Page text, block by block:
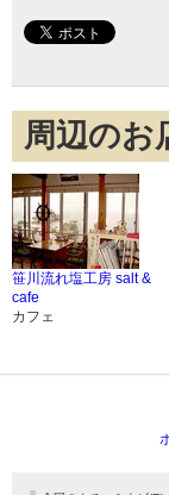
周辺のお
笹川流れ塩工房 salt &
cafe
カフェ